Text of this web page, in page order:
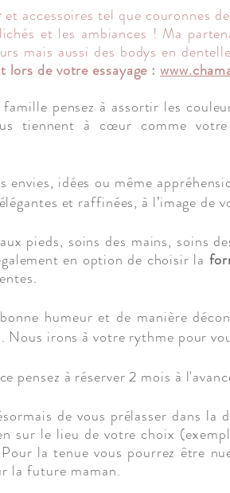
et accessoires tel que couronnes
et les ambiances ! Ma
mais aussi des bodys en
lors de votre essayage :
pensez à assortir les
tiennent à cœur comme
envies, idées ou même
et raffinées, à l’image de
pieds, soins des mains, soins
en option de choisir la
.
humeur et de manière
Nous irons à votre rythme pour
pensez à réserver 2 mois à
de vous prélasser dans
sur le lieu de votre choix
Pour la tenue vous pourrez être
la future maman.